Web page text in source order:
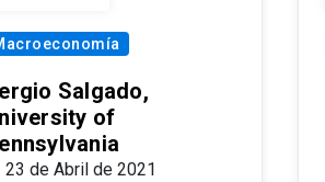
Salgado,
of
23 de Abril de 2021